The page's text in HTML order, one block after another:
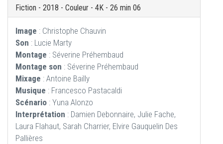
Fiction - 2018 - Couleur - 4K - 26 min 06
Image : Christophe Chauvin
Son : Lucie Marty
Montage : Séverine Préhembaud
Montage son : Séverine Préhembaud
Mixage : Antoine Bailly
Musique : Francesco Pastacaldi
Scénario : Yuna Alonzo
Interprétation : Damien Debonnaire, Julie Fache,
Laura Flahaut, Sarah Charrier, Elvire Gauquelin Des
Pallières